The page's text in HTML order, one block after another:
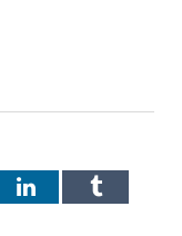
LinkedInTumblr